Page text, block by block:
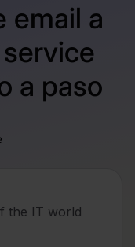
email a
a paso
the IT world